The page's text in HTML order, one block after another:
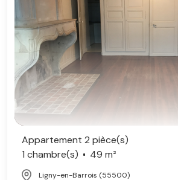
Appartement 2 pièce(s)
1 chambre(s)
49 m²
Ligny-en-Barrois (55500)